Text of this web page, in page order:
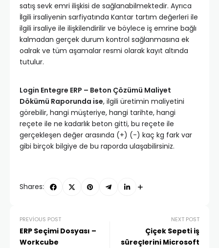
satış sevk emri ilişkisi de sağlanabilmektedir. Ayrıca
İlgili irsaliyenin sarfiyatında Kantar tartım değerleri ile
ilgili irsaliye ile ilişkilendirilir ve böylece iş emrine bağlı
kalmadan gerçek durum kontrol sağlanmasına ek
oalrak ve tüm aşamalar resmi olarak kayıt altında
tutulur.
Login Entegre ERP – Beton Çözümü Maliyet
Dökümü Raporunda ise, ilgili üretimin maliyetini
görebilir, hangi müşteriye, hangi tarihte, hangi
reçete ile ne kadarlık beton gitti, bu reçete ile
gerçekleşen değer arasında (+) (-) kaç kg fark var
gibi birçok bilgiye de bu raporda ulaşabilirsiniz.
Shares:
PREVIOUS POST
ERP Seçimi Dosyası –
Workcube
NEXT POST
Çiçek Sepeti iş
süreçlerini Microsoft